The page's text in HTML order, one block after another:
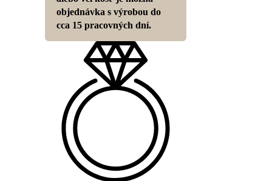
objednávka s výrobou do
cca 15 pracovných dní.